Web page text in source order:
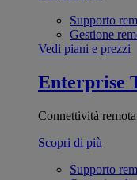
Supporto
Gestione
Vedi piani e prezzi
Enterprise
Connettività
Scopri di più
Supporto